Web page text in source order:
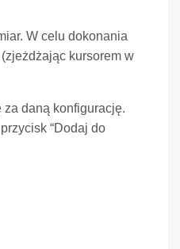
W celu dokonania
kursorem w
za daną konfigurację.
“Dodaj do